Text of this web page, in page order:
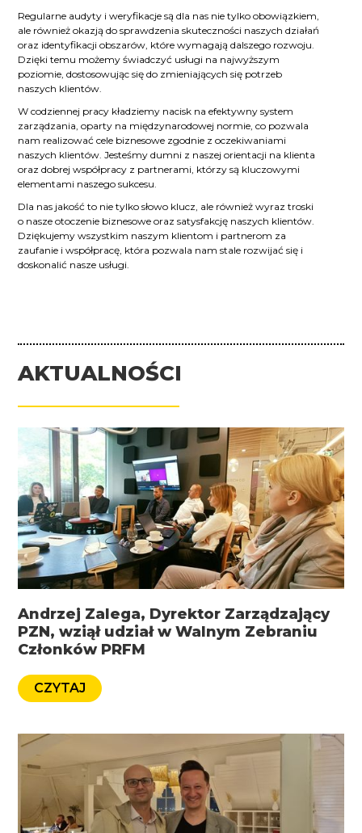
Regularne audyty i weryfikacje są dla nas nie tylko obowiązkiem,
ale również okazją do sprawdzenia skuteczności naszych działań
oraz identyfikacji obszarów, które wymagają dalszego rozwoju.
Dzięki temu możemy świadczyć usługi na najwyższym
poziomie, dostosowując się do zmieniających się potrzeb
naszych klientów.
W codziennej pracy kładziemy nacisk na efektywny system
zarządzania, oparty na międzynarodowej normie, co pozwala
nam realizować cele biznesowe zgodnie z oczekiwaniami
naszych klientów. Jesteśmy dumni z naszej orientacji na klienta
oraz dobrej współpracy z partnerami, którzy są kluczowymi
elementami naszego sukcesu.
Dla nas jakość to nie tylko słowo klucz, ale również wyraz troski
o nasze otoczenie biznesowe oraz satysfakcję naszych klientów.
Dziękujemy wszystkim naszym klientom i partnerom za
zaufanie i współpracę, która pozwala nam stale rozwijać się i
doskonalić nasze usługi.
AKTUALNOŚCI
Andrzej Zalega, Dyrektor Zarządzający
PZN, wziął udział w Walnym Zebraniu
Członków PRFM
CZYTAJ